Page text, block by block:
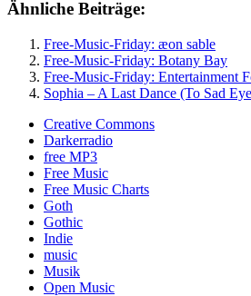
Ähnliche Beiträge:
Free-Music-Friday: æon sable
Free-Music-Friday: Botany Bay
Free-Music-Friday: Entertainment
Sophia – A Last Dance (To Sad
Creative Commons
Darkerradio
free MP3
Free Music
Free Music Charts
Goth
Gothic
Indie
music
Musik
Open Music